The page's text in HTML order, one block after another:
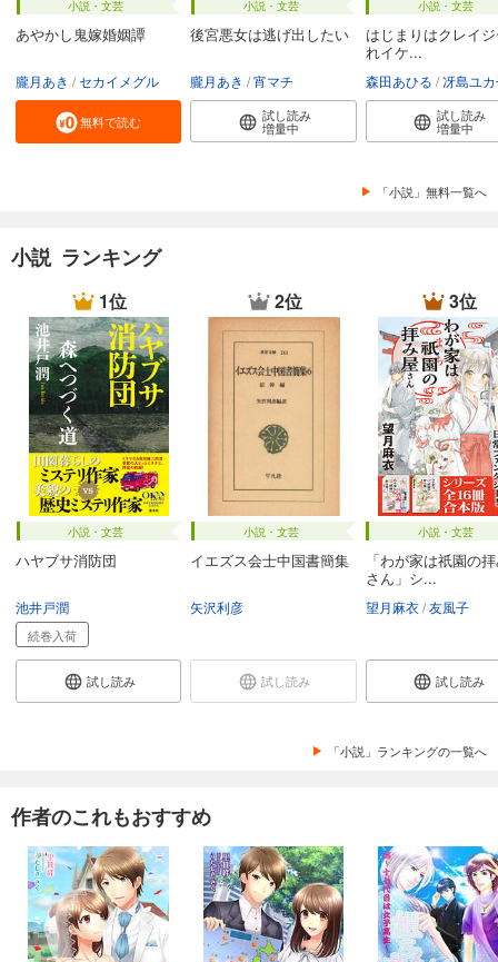
小説・文芸
あやかし鬼嫁婚姻譚
朧月あき セカイメグル
無料で読む
小説・文芸
後宮悪女は逃げ出したい
朧月あき 宵マチ
試し読み
増量中
小説・文芸
はじまりはクレイ
れイケ...
森田あひる 冴島ユ
試し読み
増量中
「小説」無料一覧へ
小説 ランキング
1位
小説・文芸
ハヤブサ消防団
池井戸潤
続巻入荷
試し読み
2位
小説・文芸
イエズス会士中国書簡集
矢沢利彦
試し読み
3位
小説・文芸
「わが家は祇園の
さん」シ...
望月麻衣 友風子
試し読み
「小説」ランキングの一覧へ
作者のこれもおすすめ